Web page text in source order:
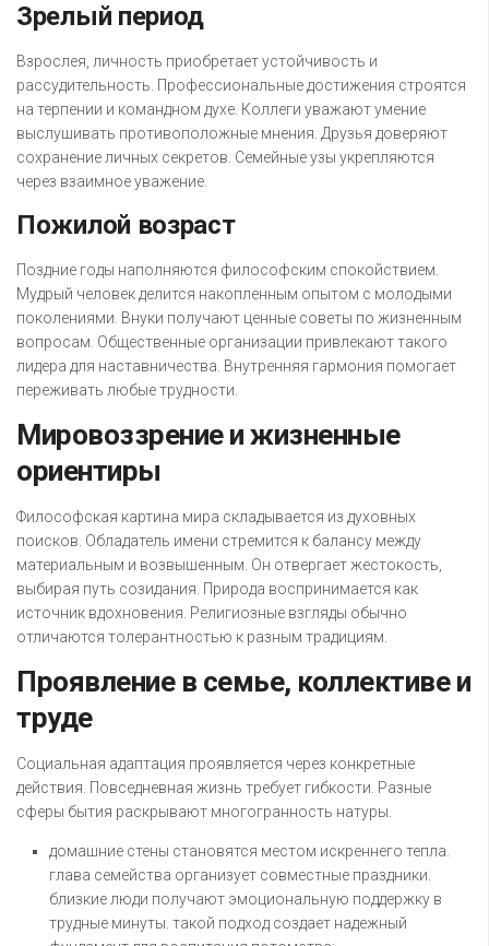
Зрелый период
Взрослея, личность приобретает устойчивость и
рассудительность. Профессиональные достижения строятся
на терпении и командном духе. Коллеги уважают умение
выслушивать противоположные мнения. Друзья доверяют
сохранение личных секретов. Семейные узы укрепляются
через взаимное уважение.
Пожилой возраст
Поздние годы наполняются философским спокойствием.
Мудрый человек делится накопленным опытом с молодыми
поколениями. Внуки получают ценные советы по жизненным
вопросам. Общественные организации привлекают такого
лидера для наставничества. Внутренняя гармония помогает
переживать любые трудности.
Мировоззрение и жизненные
ориентиры
Философская картина мира складывается из духовных
поисков. Обладатель имени стремится к балансу между
материальным и возвышенным. Он отвергает жестокость,
выбирая путь созидания. Природа воспринимается как
источник вдохновения. Религиозные взгляды обычно
отличаются толерантностью к разным традициям.
Проявление в семье, коллективе и
труде
Социальная адаптация проявляется через конкретные
действия. Повседневная жизнь требует гибкости. Разные
сферы бытия раскрывают многогранность натуры.
домашние стены становятся местом искреннего тепла.
глава семейства организует совместные праздники.
близкие люди получают эмоциональную поддержку в
трудные минуты. такой подход создает надежный